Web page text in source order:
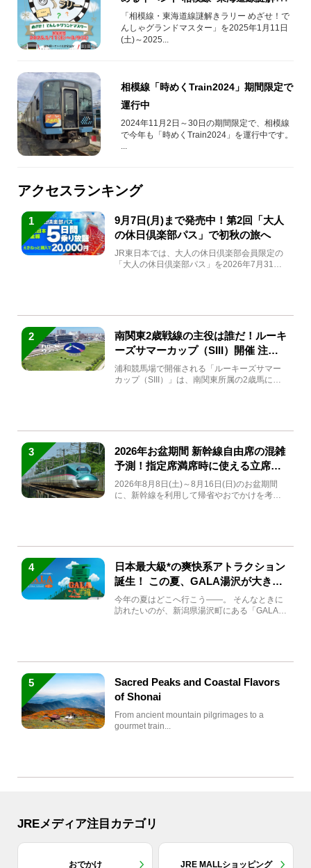
ラリー開催中♪
「相模線・東海道線謎解きラリー めざせ！で
んしゃグランドマスター」を2025年1月11日
(土)～2025...
相模線「時めくTrain2024」期間限定で
運行中
2024年11月2日～30日の期間限定で、相模線
で今年も「時めくTrain2024」を運行中です。
...
アクセスランキング
1
9月7日(月)まで発売中！第2回「大人
の休日倶楽部パス」で初秋の旅へ
JR東日本では、大人の休日倶楽部会員限定の
「大人の休日倶楽部パス」を2026年7月31日
2
南関東2歳戦線の主役は誰だ！ルーキ
ーズサマーカップ（SIII）開催 注目
馬と見どころをチェック
浦和競馬場で開催される「ルーキーズサマー
カップ（SIII）」は、南関東所属の2歳馬によ
3
2026年お盆期間 新幹線自由席の混雑
予測！指定席満席時に使える立席特
急券も解説
2026年8月8日(土)～8月16日(日)のお盆期間
に、新幹線を利用して帰省やおでかけを考え
4
日本最大級*の爽快系アトラクション
誕生！ この夏、GALA湯沢が大きく
生まれ変わる
今年の夏はどこへ行こう――。 そんなときに
訪れたいのが、新潟県湯沢町にある「GALA湯
5
Sacred Peaks and Coastal Flavors
of Shonai
From ancient mountain pilgrimages to a
gourmet train...
JREメディア注目カテゴリ
おでかけ JRE MALLショッピング